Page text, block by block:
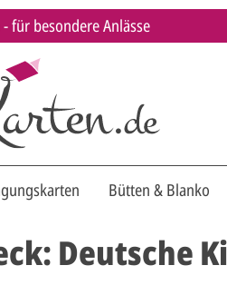
für besondere Anlässe
Bütten & Blanko
Deutsche